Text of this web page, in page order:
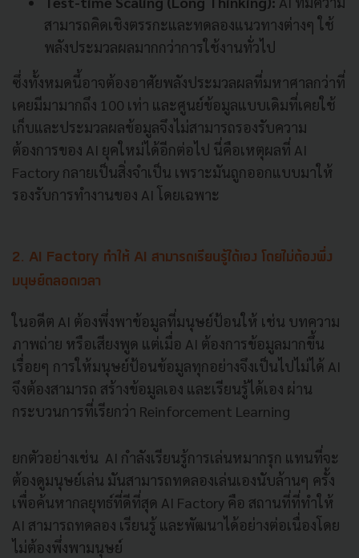
สามารถคิดเชิงตรรกะและทดลองแนวทางต่างๆ ใช้
พลังประมวลผลมากกว่าการใช้งานทั่วไป
ซึ่งทั้งหมดนี้อาจต้องอาศัยพลังประมวลผลที่มหาศาลกว่าที่
เคยมีมามากถึง 100 เท่า และศูนย์ข้อมูลแบบเดิมที่เคยใช้
เก็บและประมวลผลข้อมูลจึงไม่สามารถรองรับความ
ต้องการของ AI ยุคใหม่ได้อีกต่อไป นี่คือเหตุผลที่ AI
Factory กลายเป็นสิ่งจำเป็น เพราะมันถูกออกแบบมาให้
รองรับการทำงานของ AI โดยเฉพาะ
2. AI Factory ทำให้ AI สามารถเรียนรู้ได้เอง โดยไม่ต้องพึ่ง
มนุษย์ตลอดเวลา
ในอดีต AI ต้องพึ่งพาข้อมูลที่มนุษย์ป้อนให้ เช่น บทความ
ภาพถ่าย หรือเสียงพูด แต่เมื่อ AI ต้องการข้อมูลมากขึ้น
เรื่อยๆ การให้มนุษย์ป้อนข้อมูลทุกอย่างจึงเป็นไปไม่ได้ AI
จึงต้องสามารถ สร้างข้อมูลเอง และเรียนรู้ได้เอง ผ่าน
กระบวนการที่เรียกว่า Reinforcement Learning
ยกตัวอย่างเช่น AI กำลังเรียนรู้การเล่นหมากรุก แทนที่จะ
ต้องดูมนุษย์เล่น มันสามารถทดลองเล่นเองนับล้านๆ ครั้ง
เพื่อค้นหากลยุทธ์ที่ดีที่สุด AI Factory คือ สถานที่ที่ทำให้
AI สามารถทดลอง เรียนรู้ และพัฒนาได้อย่างต่อเนื่องโดย
ไม่ต้องพึ่งพามนุษย์